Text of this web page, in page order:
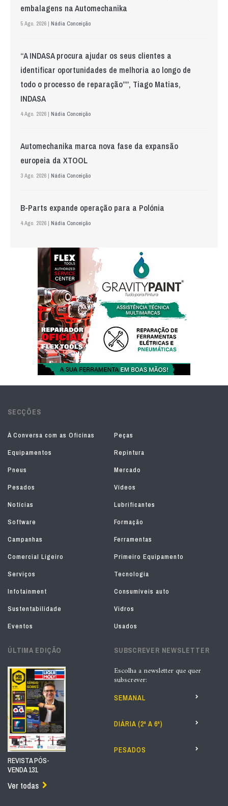
embalagens na Automechanika
5 Ago. 2026 | Nádia Conceição
“A INDASA procura ajudar os seus clientes a
identificar oportunidades de melhoria ao longo de
todo o processo de reparação””, Tiago Matias,
INDASA
4 Ago. 2026 | Nádia Conceição
Automechanika marca nova fase da expansão
europeia da XTOOL
3 Ago. 2026 | Nádia Conceição
B-Parts expande operação para a Polónia
4 Ago. 2026 | Nádia Conceição
SECÇÕES
À Conversa com as Oficinas
Peças
Equipamentos
Repintura
Pneus
Mercado
Pesados
Vídeos
Notícias
Lubrificantes
Software
Formação
Campanhas
Ferramentas
Comercial Ligeiro
Primeiro Equipamento
Serviços
Tecnologia
Infotainment
Consumíveis auto
Sustentabilidade
Vidros
Eventos
Usados
ÚLTIMA EDIÇÃO
REVISTA PÓS-
VENDA 131
Ver todas
SUBSCREVER NEWSLETTER
Escolha a newsletter que quer
subscrever:
SEMANAL
DIÁRIA (2ª A 6ª)
PESADOS